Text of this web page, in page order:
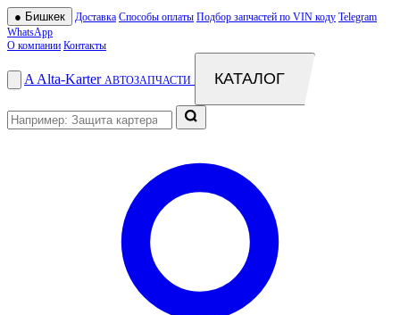
● Бишкек Доставка Способы оплаты Подбор запчастей по VIN коду Telegram
WhatsApp
О компании Контакты
A Alta-Karter АВТОЗАПЧАСТИ КАТАЛОГ